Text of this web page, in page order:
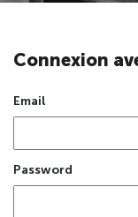
Connexion
Email
Password